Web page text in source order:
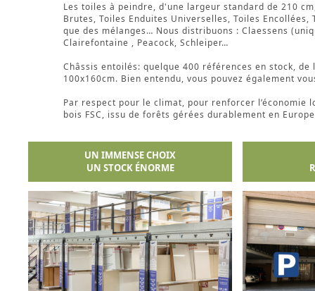
Les toiles à peindre, d'une largeur standard de 210
Brutes, Toiles Enduites Universelles, Toiles
que des mélanges… Nous distribuons : Claessens
Clairefontaine , Peacock, Schleiper…
Châssis entoilés: quelque 400 références en stock,
100x160cm. Bien entendu, vous pouvez également
Par respect pour le climat, pour renforcer
bois FSC, issu de forêts gérées durablement en
UN IMMENSE CHOIX
UN STOCK ÉNORME